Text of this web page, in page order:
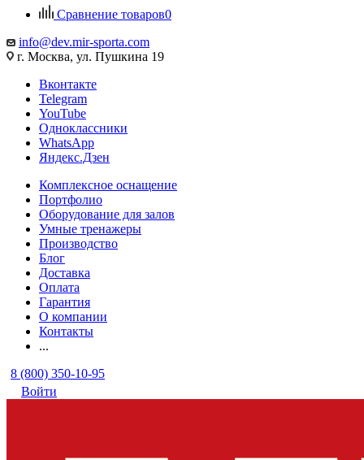
Сравнение товаров0
info@dev.mir-sporta.com
г. Москва, ул. Пушкина 19
Вконтакте
Telegram
YouTube
Одноклассники
WhatsApp
Яндекс.Дзен
Комплексное оснащение
Портфолио
Оборудование для залов
Умные тренажеры
Производство
Блог
Доставка
Оплата
Гарантия
О компании
Контакты
...
8 (800) 350-10-95
Войти